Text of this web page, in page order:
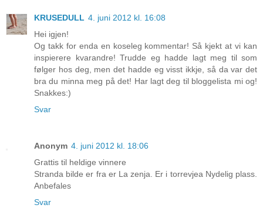
KRUSEDULL 4. juni 2012 kl. 16:08
Hei igjen!
Og takk for enda en koseleg kommentar! Så kjekt at vi kan
inspierere kvarandre! Trudde eg hadde lagt meg til som
følger hos deg, men det hadde eg visst ikkje, så da var det
bra du minna meg på det! Har lagt deg til bloggelista mi og!
Snakkes:)
Svar
Anonym 4. juni 2012 kl. 18:06
Grattis til heldige vinnere
Stranda bilde er fra er La zenja. Er i torrevjea Nydelig plass.
Anbefales
Svar